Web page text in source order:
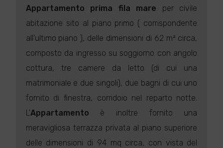
Appartamento prima fila mare per civile
abitazione sito al piano primo ( corrispondente
all'ultimo piano ), delle dimensioni di 62 m² circa,
composto da ingresso su soggiorno con angolo
cottura, tre camere da letto (di cui una
matrimoniale e due singoli), due bagni di cui uno
fornito di finestra, corridoio nel reparto notte.
L'Appartamento è inoltre fornito una
meravigliosa terrazza privata al piano superiore
delle dimensioni di 94 mq circa, con vista del